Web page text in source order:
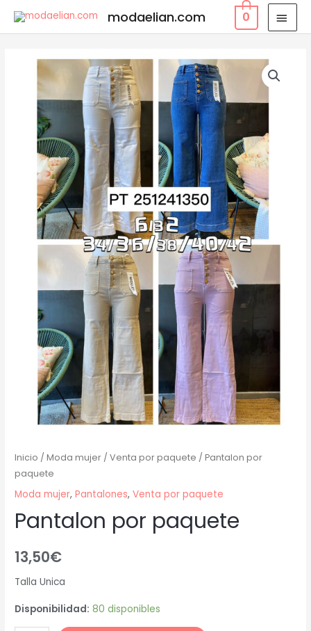
modaelian.com 0
Inicio /Moda mujer /Venta por paquete / Pantalon por
paquete
Moda mujer,Pantalones,Venta por paquete
Pantalon por paquete
13,50€
Talla Unica
Disponibilidad: 80 disponibles